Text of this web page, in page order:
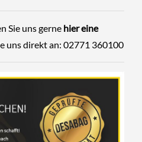
Sie uns gerne hier eine
uns direkt an: 02771 360100